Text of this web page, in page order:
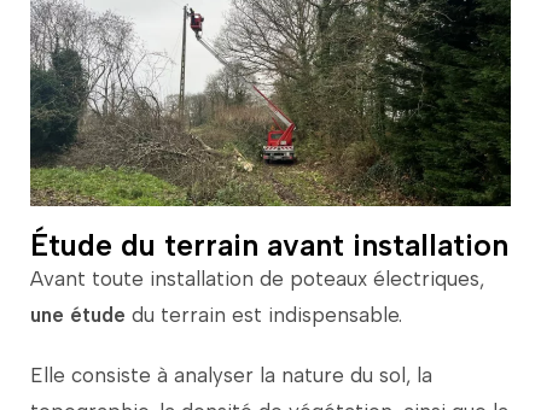
Étude du terrain avant installation
Avant toute installation de poteaux électriques,
une étude du terrain est indispensable.
Elle consiste à analyser la nature du sol, la